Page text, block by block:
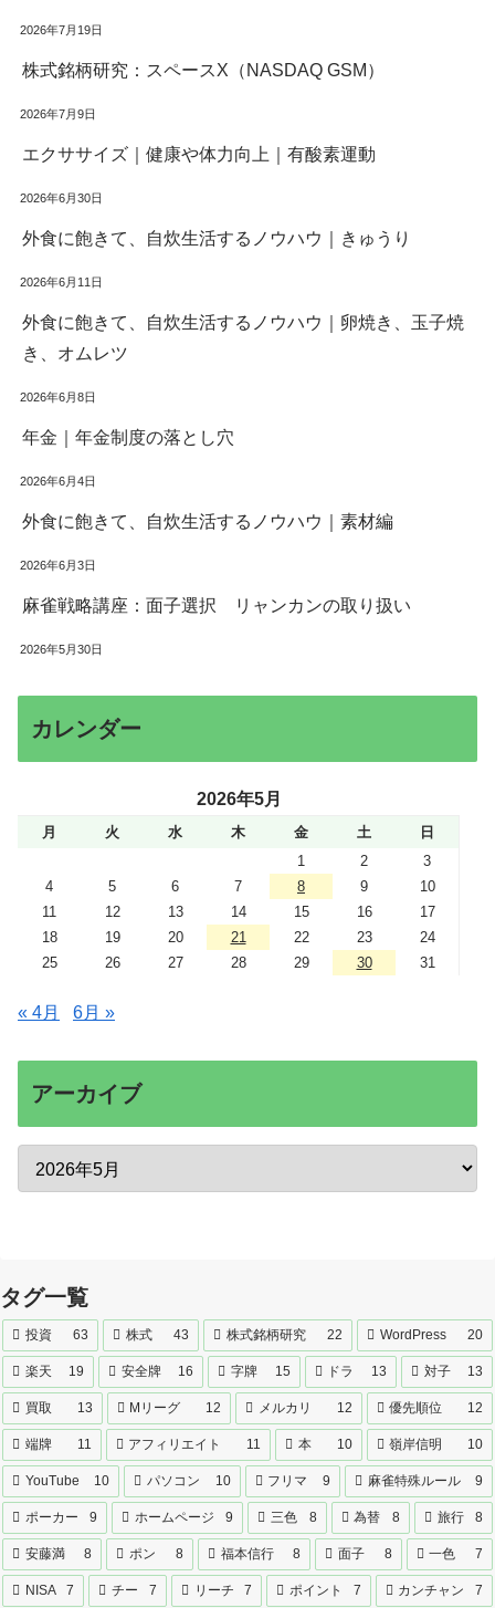
2026年7月19日
株式銘柄研究：スペースX（NASDAQ GSM）
2026年7月9日
エクササイズ｜健康や体力向上｜有酸素運動
2026年6月30日
外食に飽きて、自炊生活するノウハウ｜きゅうり
2026年6月11日
外食に飽きて、自炊生活するノウハウ｜卵焼き、玉子焼
き、オムレツ
2026年6月8日
年金｜年金制度の落とし穴
2026年6月4日
外食に飽きて、自炊生活するノウハウ｜素材編
2026年6月3日
麻雀戦略講座：面子選択 リャンカンの取り扱い
2026年5月30日
カレンダー
2026年5月
月 火 水 木 金 土
日
1
2
3
4
5 6 7 8 9
10
11
12 13 14 15 16
17
18
19 20 21 22 23
24
25
26 27 28 29 30 31
« 4月 6月 »
アーカイブ
タグ一覧
投資 63 株式 43 株式銘柄研究 22 WordPress 20
楽天 19 安全牌 16 字牌 15 ドラ 13 対子 13
買取 13 Mリーグ 12 メルカリ 12 優先順位 12
端牌 11 アフィリエイト 11 本 10 嶺岸信明 10
YouTube 10 パソコン 10 フリマ 9 麻雀特殊ルール 9
ポーカー 9 ホームページ 9 三色 8 為替 8 旅行 8
安藤満 8 ポン 8 福本信行 8 面子 8 一色 7
NISA 7 チー 7 リーチ 7 ポイント 7 カンチャン 7